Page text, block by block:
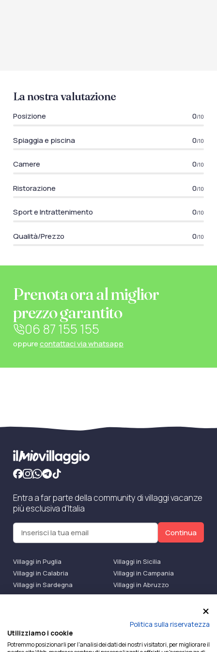
La nostra valutazione
Posizione 0/10
Spiaggia e piscina 0/10
Camere 0/10
Ristorazione 0/10
Sport e Intrattenimento 0/10
Qualità/Prezzo 0/10
Prenota ora al miglior
prezzo garantito
06 87 155 155
oppurecontattaci via whatsapp
Entra a far parte della community di villaggi vacanze
più esclusiva d'Italia
Continua
Villaggi in Puglia
Villaggi in Sicilia
Villaggi in Calabria
Villaggi in Campania
Villaggi in Sardegna
Villaggi in Abruzzo
Villaggi Bluserena
Villaggi TH Resort
Ilmiovillaggio è un marchio di Ekiwi S.r.l.
Politica sulla riservatezza
Utilizziamo i cookie
Potremmo posizionarli per l'analisi dei dati dei nostri visitatori, per migliorare il